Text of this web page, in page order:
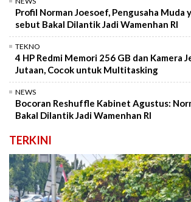
Profil Norman Joesoef, Pengusaha Muda
sebut Bakal Dilantik Jadi Wamenhan RI
TEKNO
4 HP Redmi Memori 256 GB dan Kamera
Jutaan, Cocok untuk Multitasking
NEWS
Bocoran Reshuffle Kabinet Agustus:
Bakal Dilantik Jadi Wamenhan RI
TERKINI